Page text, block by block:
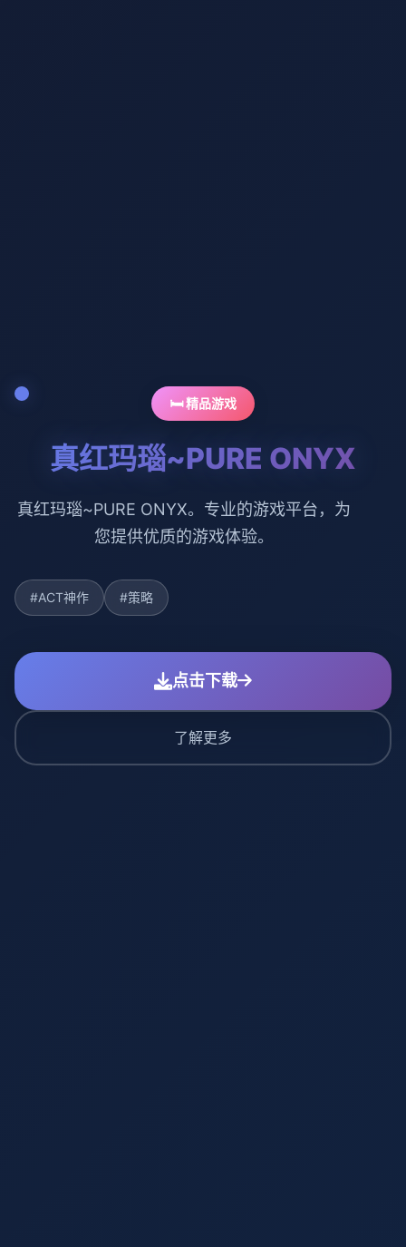
🛏️ 精品游戏
真红玛瑙~PURE ONYX
真红玛瑙~PURE ONYX。专业的游戏平台，为
您提供优质的游戏体验。
#ACT神作 #策略
点击下载
了解更多